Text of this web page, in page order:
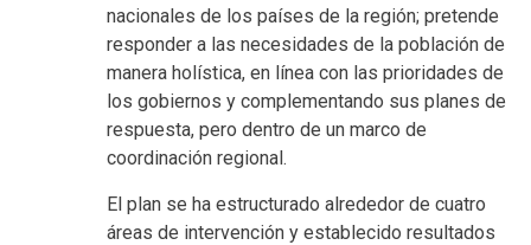
nacionales de los países de la región; pretende
responder a las necesidades de la población de
manera holística, en línea con las prioridades de
los gobiernos y complementando sus planes de
respuesta, pero dentro de un marco de
coordinación regional.
El plan se ha estructurado alrededor de cuatro
áreas de intervención y establecido resultados